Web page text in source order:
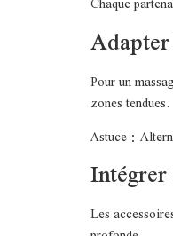
Pour un
zones tendues.
Astuce :
Les